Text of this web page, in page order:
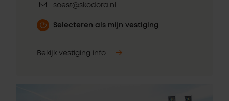
soest@skodora.nl
Selecteren als mijn vestiging
Bekijk vestiging info